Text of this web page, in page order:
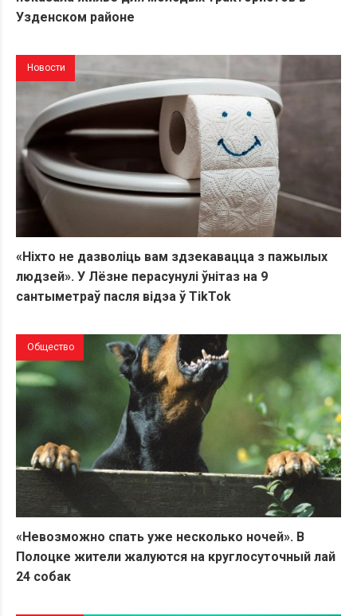
Узденском районе
Новости
«Ніхто не дазволіць вам здзекавацца з пажылых
людзей». У Лёзне перасунулі ўнітаз на 9
сантыметраў пасля відэа ў TikTok
Общество
«Невозможно спать уже несколько ночей». В
Полоцке жители жалуются на круглосуточный лай
24 собак